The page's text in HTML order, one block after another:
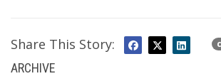
Share This Story:
ARCHIVE